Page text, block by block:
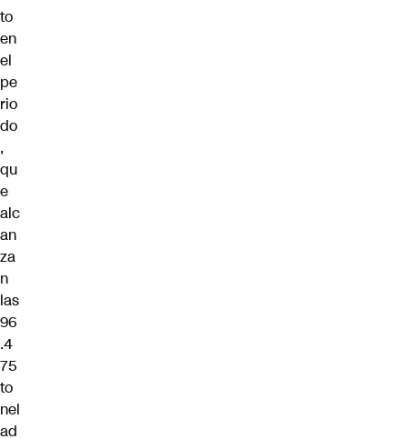
to
en
el
pe
rio
do
,
qu
e
alc
an
za
n
las
96
.4
75
to
nel
ad